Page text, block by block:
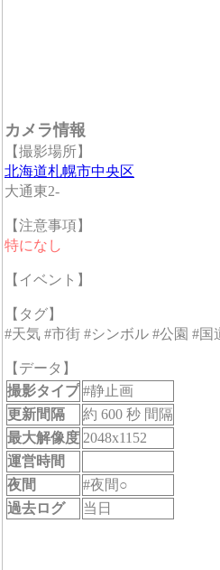
カメラ情報
【撮影場所】
北海道札幌市中央区
大通東2-
【注意事項】
特になし
【イベント】
【タグ】
#天気 #市街 #シンボル #公園 #国
【データ】
撮影タイプ #静止画
更新間隔
約 600 秒 間隔
最大解像度 2048x1152
運営時間
夜間
#夜間○
過去ログ
当日